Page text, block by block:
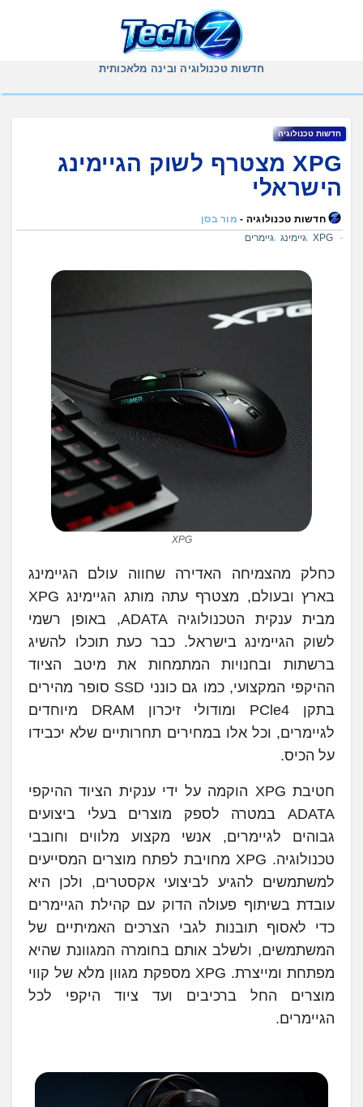
חדשות טכנולוגיה ובינה מלאכותית
חדשות טכנולוגיה
XPG מצטרף לשוק הגיימינג
הישראלי
חדשות טכנולוגיה - מור בסן
XPG גיימינג גיימרים
XPG
כחלק מהצמיחה האדירה שחווה עולם הגיימינג
בארץ ובעולם, מצטרף עתה מותג הגיימינג XPG
מבית ענקית הטכנולוגיה ADATA, באופן רשמי
לשוק הגיימינג בישראל. כבר כעת תוכלו להשיג
ברשתות ובחנויות המתמחות את מיטב הציוד
ההיקפי המקצועי, כמו גם כונני SSD סופר מהירים
בתקן PCle4 ומודולי זיכרון DRAM מיוחדים
לגיימרים, וכל אלו במחירים תחרותיים שלא יכבידו
על הכיס.
חטיבת XPG הוקמה על ידי ענקית הציוד ההיקפי
ADATA במטרה לספק מוצרים בעלי ביצועים
גבוהים לגיימרים, אנשי מקצוע מלווים וחובבי
טכנולוגיה. XPG מחויבת לפתח מוצרים המסייעים
למשתמשים להגיע לביצועי אקסטרים, ולכן היא
עובדת בשיתוף פעולה הדוק עם קהילת הגיימרים
כדי לאסוף תובנות לגבי הצרכים האמיתיים של
המשתמשים, ולשלב אותם בחומרה המגוונת שהיא
מפתחת ומייצרת. XPG מספקת מגוון מלא של קווי
מוצרים החל ברכיבים ועד ציוד היקפי לכל
הגיימרים.